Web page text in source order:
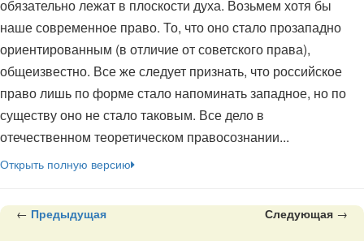
обязательно лежат в плоскости духа. Возьмем хотя бы
наше современное право. То, что оно стало прозападно
ориентированным (в отличие от советского права),
общеизвестно. Все же следует признать, что российское
право лишь по форме стало напоминать западное, но по
существу оно не стало таковым. Все дело в
отечественном теоретическом правосознании...
Открыть полную версию
← Предыдущая Следующая →